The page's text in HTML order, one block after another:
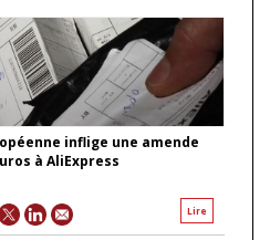
inflige une amende
à AliExpress
Lire